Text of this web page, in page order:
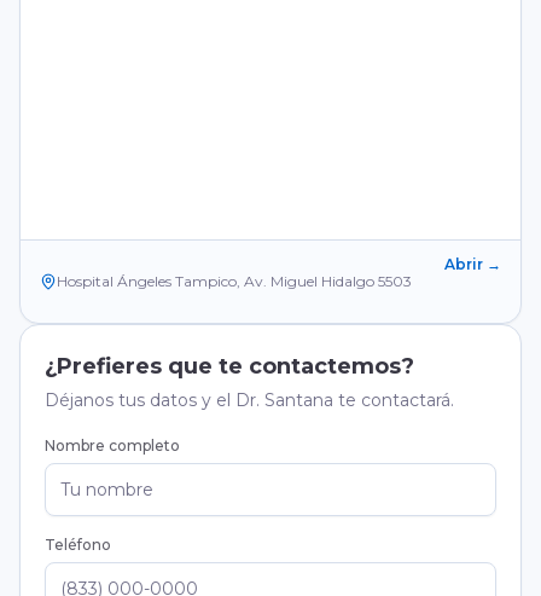
Hospital Ángeles Tampico, Av. Miguel Hidalgo 5503
Abrir →
¿Prefieres que te contactemos?
Déjanos tus datos y el Dr. Santana te contactará.
Nombre completo
Teléfono